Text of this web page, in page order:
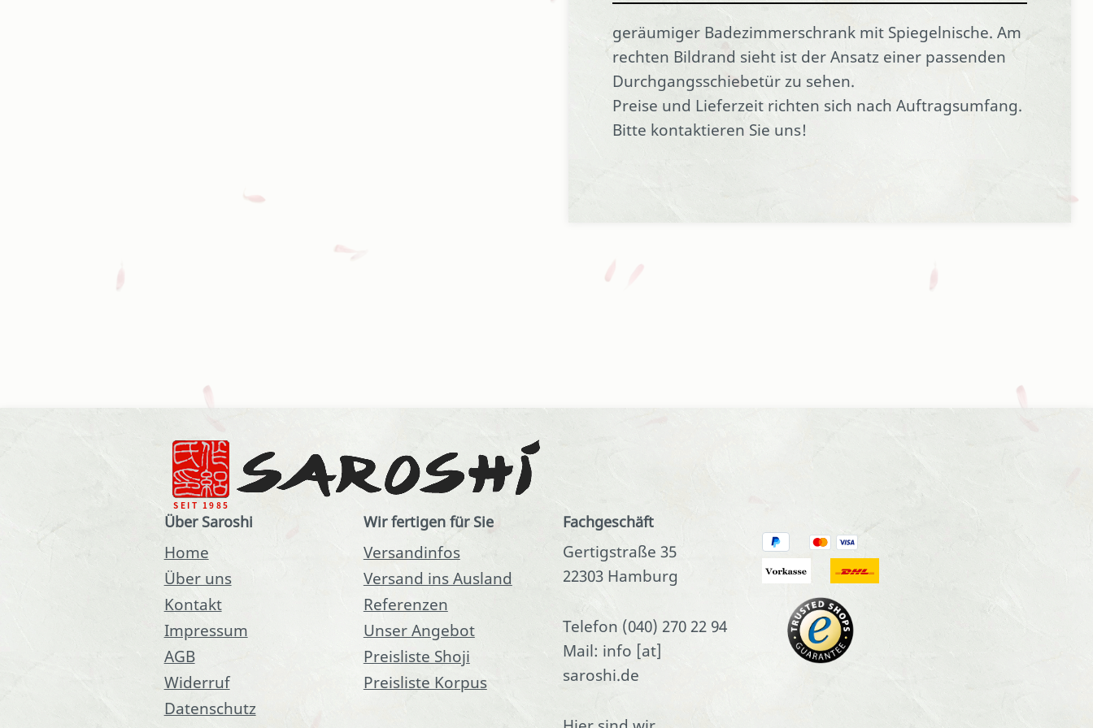
geräumiger Badezimmerschrank mit Spiegelnische. Am
rechten Bildrand sieht ist der Ansatz einer passenden
Durchgangsschiebetür zu sehen.
Preise und Lieferzeit richten sich nach Auftragsumfang.
Bitte kontaktieren Sie uns!
Über Saroshi
Home
Über uns
Kontakt
Impressum
AGB
Widerruf
Datenschutz
Wir fertigen für Sie
Versandinfos
Versand ins Ausland
Referenzen
Unser Angebot
Preisliste Shoji
Preisliste Korpus
Fachgeschäft
Gertigstraße 35
22303 Hamburg
Telefon (040) 270 22 94
Mail: info [at]
saroshi.de